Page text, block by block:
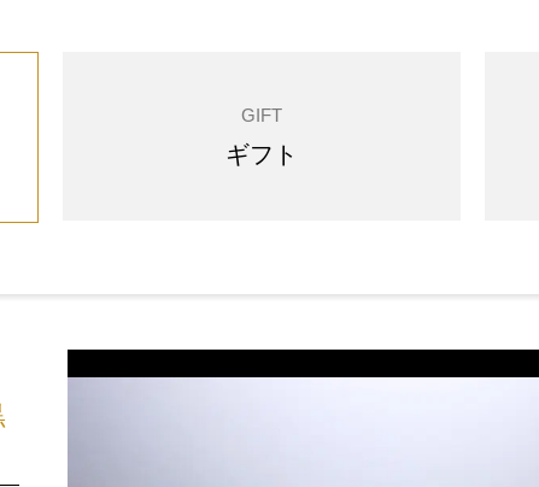
GIFT
ギフト